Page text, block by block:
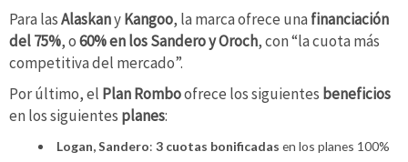
Para lasAlaskanyKangoo, la marca ofrece una financiación
del 75%, o60% en los Sandero y Oroch, con “la cuota más
competitiva del mercado”.
Por último, el Plan Romboofrece los siguientes beneficios
en los siguientes planes:
Logan, Sandero: 3 cuotas bonificadas en los planes 100%